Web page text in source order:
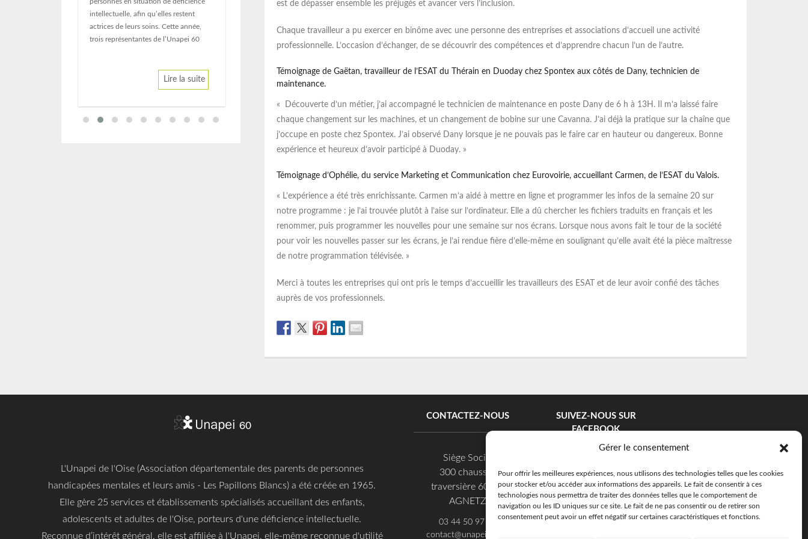
Gérer le consentement
Pour offrir les meilleures expériences, nous utilisons des technologies telles que les cookies
pour stocker et/ou accéder aux informations des appareils. Le fait de consentir à ces
technologies nous permettra de traiter des données telles que le comportement de
navigation ou les ID uniques sur ce site. Le fait de ne pas consentir ou de retirer son
consentement peut avoir un effet négatif sur certaines caractéristiques et fonctions.
est de dépasser ensemble les préjugés et avancer vers l’inclusion.
Chaque travailleur a pu exercer en binôme avec une personne des entreprises et associations d’accueil une activité
professionnelle. L’occasion d’échanger, de se découvrir des compétences et d’apprendre chacun l’un de l’autre.
Témoignage de Gaëtan, travailleur de l’ESAT du Thérain en Duoday chez Spontex aux côtés de Dany, technicien de
maintenance.
« Découverte d’un métier, j’ai accompagné le technicien de maintenance en poste Dany de 6 h à 13H. Il m’a laissé faire
chaque changement sur les machines, et un changement de bobine sur une Cavanna. J’ai déjà la pratique sur la chaîne que
j’occupe en poste chez Spontex. J’ai observé Dany lorsque je ne pouvais pas le faire car en hauteur ou dangereux. Bonne
expérience et heureux d’avoir participé à Duoday. »
Témoignage d’Ophélie, du service Marketing et Communication chez Eurovoirie, accueillant Carmen, de l’ESAT du Valois.
« L’expérience a été très enrichissante. Carmen m’a aidé à mettre en ligne et programmer les infos de la semaine 20 sur
notre programme : je l’ai trouvée plutôt à l’aise sur l’ordinateur. Elle a dû chercher les fichiers traduits en français et les
renommer, puis programmer les nouvelles pour une semaine sur nos écrans. Lorsque nous avons fait le tour de la société
pour voir les nouvelles passer sur les écrans, je l’ai rendue fière d’elle-même en soulignant qu’elle avait été la pièce maîtresse
de notre programmation télévisée. »
Merci à toutes les entreprises qui ont pris le temps d’accueillir les travailleurs des ESAT et de leur avoir confié des tâches
auprès de vos professionnels.
intellectuelle, afin qu’elles restent
actrices de leurs soins. Cette année,
trois représentantes de l’Unapei 60
Lire la suite
partenaires ont choisi de structurer leur
L'Unapei de l'Oise (Association départementale des parents de personnes
handicapées mentales et leurs amis - Les Papillons Blancs) a été créée en 1965.
Elle gère 25 services et établissements spécialisés accueillant des enfants,
adolescents et adultes de l'Oise, porteurs d'une déficience intellectuelle.
Reconnue d’intérêt général, elle est affiliée à l'Unapei, elle-même reconnue d'utilité
CONTACTEZ-NOUS
Siège Social
300 chaussée
traversière 60600
AGNETZ
03 44 50 97 97
contact@unapei60.org
SUIVEZ-NOUS SUR
FACEBOOK